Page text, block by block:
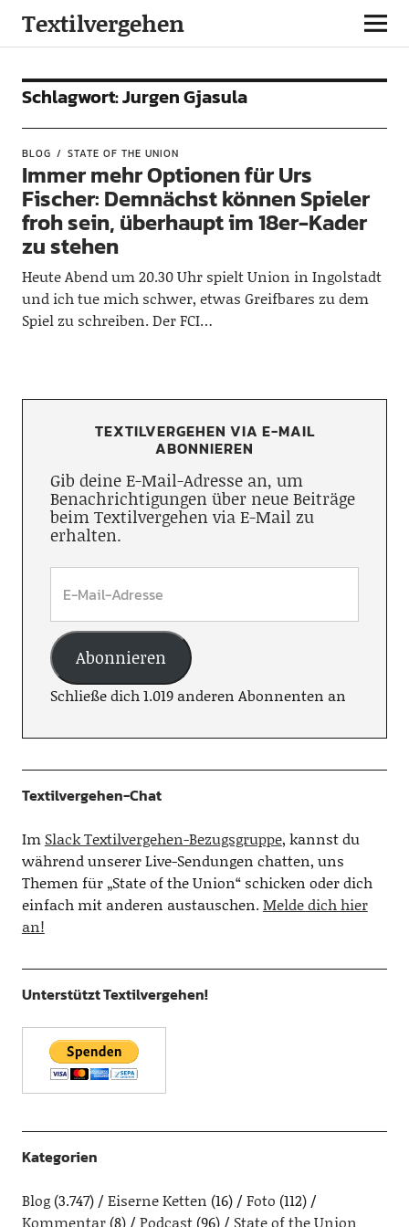
Textilvergehen
Schlagwort:Jurgen Gjasula
BLOG STATE OF THE UNION
Immer mehr Optionen für Urs
Fischer: Demnächst können Spieler
froh sein, überhaupt im 18er-Kader
zu stehen
Heute Abend um 20.30 Uhr spielt Union in Ingolstadt
und ich tue mich schwer, etwas Greifbares zu dem
Spiel zu schreiben. Der FCI…
TEXTILVERGEHEN VIA E-MAIL
ABONNIEREN
Gib deine E-Mail-Adresse an, um
Benachrichtigungen über neue Beiträge
beim Textilvergehen via E-Mail zu
erhalten.
Abonnieren
Schließe dich 1.019 anderen Abonnenten an
Textilvergehen-Chat
Im Slack Textilvergehen-Bezugsgruppe, kannst du
während unserer Live-Sendungen chatten, uns
Themen für „State of the Union“ schicken oder dich
einfach mit anderen austauschen.Melde dich hier
an!
Unterstützt Textilvergehen!
Kategorien
Blog(3.747) Eiserne Ketten (16) Foto (112)
Kommentar(8) Podcast(96) State of the Union